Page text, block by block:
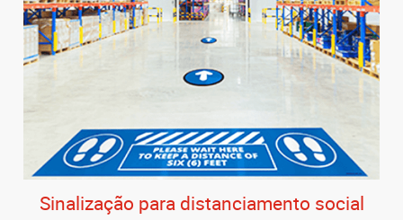
Sinalização para distanciamento social